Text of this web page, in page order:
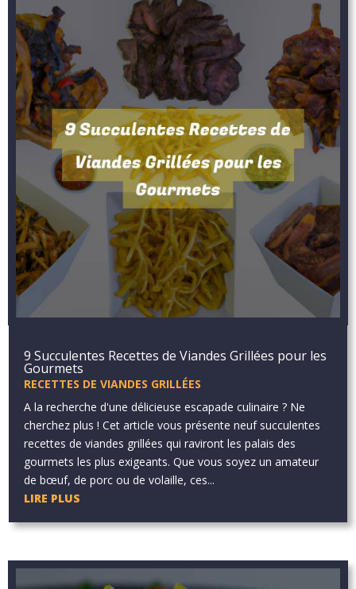
9 Succulentes Recettes de Viandes Grillées pour les
Gourmets
RECETTES DE VIANDES GRILLÉES
A la recherche d'une délicieuse escapade culinaire ? Ne
cherchez plus ! Cet article vous présente neuf succulentes
recettes de viandes grillées qui raviront les palais des
gourmets les plus exigeants. Que vous soyez un amateur
de bœuf, de porc ou de volaille, ces...
LIRE PLUS